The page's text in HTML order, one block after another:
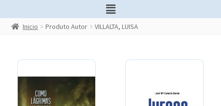
Inicio Produto Autor VILLALTA, LUISA